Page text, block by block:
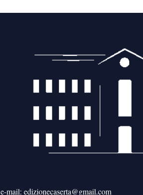
e-mail: edizionecaserta@gmail.com